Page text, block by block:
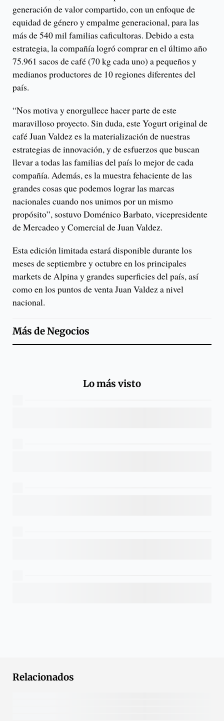
generación de valor compartido, con un enfoque de
equidad de género y empalme generacional, para las
más de 540 mil familias caficultoras. Debido a esta
estrategia, la compañía logró comprar en el último año
75.961 sacos de café (70 kg cada uno) a pequeños y
medianos productores de 10 regiones diferentes del
país.
“Nos motiva y enorgullece hacer parte de este
maravilloso proyecto. Sin duda, este Yogurt original de
café Juan Valdez es la materialización de nuestras
estrategias de innovación, y de esfuerzos que buscan
llevar a todas las familias del país lo mejor de cada
compañía. Además, es la muestra fehaciente de las
grandes cosas que podemos lograr las marcas
nacionales cuando nos unimos por un mismo
propósito”, sostuvo Doménico Barbato, vicepresidente
de Mercadeo y Comercial de Juan Valdez.
Esta edición limitada estará disponible durante los
meses de septiembre y octubre en los principales
markets de Alpina y grandes superficies del país, así
como en los puntos de venta Juan Valdez a nivel
nacional.
Más deNegocios
Lo más visto
Relacionados